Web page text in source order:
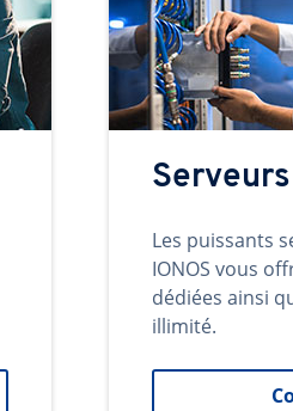
Les puissants
IONOS vous
dédiées ainsi
illimité.